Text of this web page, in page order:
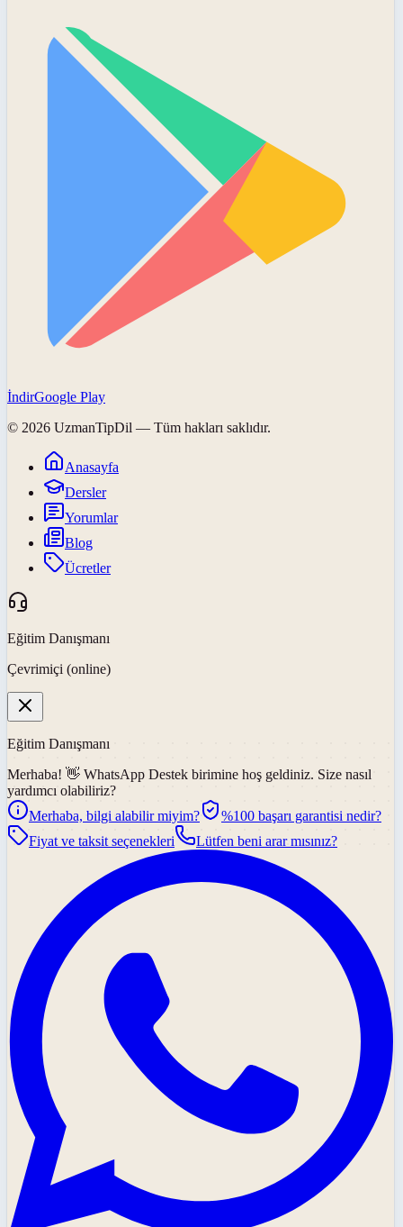
İndirGoogle Play
© 2026 UzmanTipDil — Tüm hakları saklıdır.
Anasayfa
Dersler
Yorumlar
Blog
Ücretler
Eğitim Danışmanı
Çevrimiçi (online)
Eğitim Danışmanı
Merhaba! 👋 WhatsApp Destek birimine hoş geldiniz. Size nasıl
yardımcı olabiliriz?
Merhaba, bilgi alabilir miyim?
%100 başarı garantisi nedir?
Fiyat ve taksit seçenekleri
Lütfen beni arar mısınız?